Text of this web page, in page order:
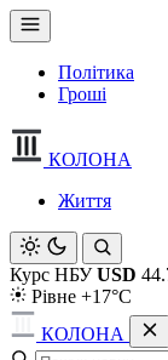
Політика
Гроші
КОЛОНА
Життя
Курс НБУ USD
Рівне +17°C
КОЛОНА